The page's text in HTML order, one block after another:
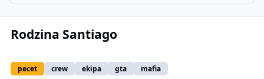
Rodzina Santiago
pecet crew ekipa gta mafia